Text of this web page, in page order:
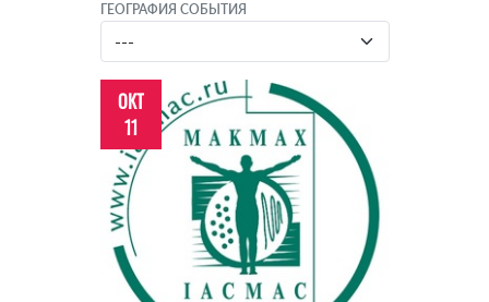
ГЕОГРАФИЯ СОБЫТИЯ
ОКТ
11